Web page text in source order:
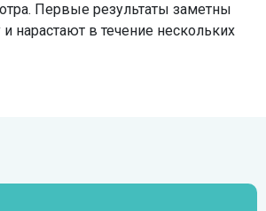
Первые результаты заметны
и нарастают в течение нескольких